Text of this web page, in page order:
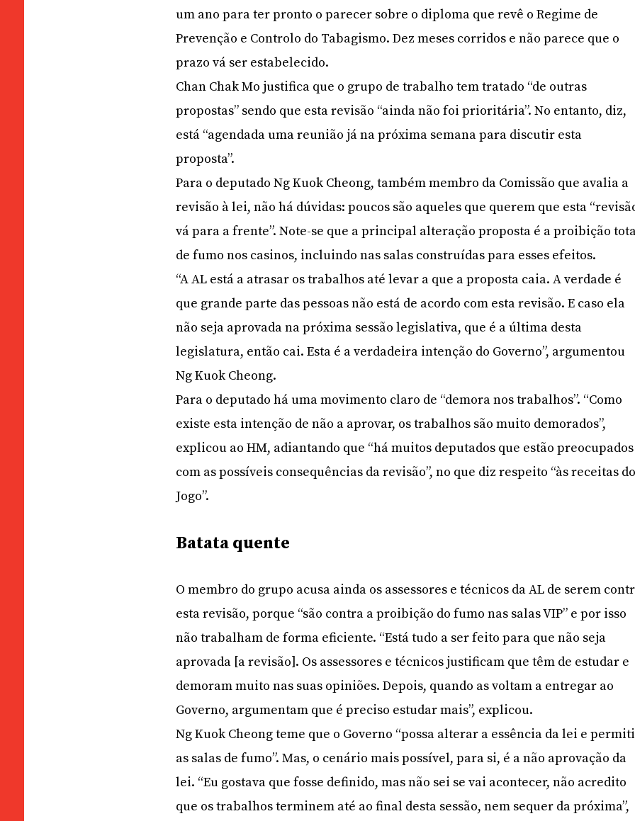
um ano para ter pronto o parecer sobre o diploma que revê o Regime de
Prevenção e Controlo do Tabagismo. Dez meses corridos e não parece que o
prazo vá ser estabelecido.
Chan Chak Mo justifica que o grupo de trabalho tem tratado “de outras
propostas” sendo que esta revisão “ainda não foi prioritária”. No entanto, diz,
está “agendada uma reunião já na próxima semana para discutir esta
proposta”.
Para o deputado Ng Kuok Cheong, também membro da Comissão que avalia a
revisão à lei, não há dúvidas: poucos são aqueles que querem que esta
vá para a frente”. Note-se que a principal alteração proposta é a proibição
de fumo nos casinos, incluindo nas salas construídas para esses efeitos.
“A AL está a atrasar os trabalhos até levar a que a proposta caia. A verdade é
que grande parte das pessoas não está de acordo com esta revisão. E caso ela
não seja aprovada na próxima sessão legislativa, que é a última desta
legislatura, então cai. Esta é a verdadeira intenção do Governo”, argumentou
Ng Kuok Cheong.
Para o deputado há uma movimento claro de “demora nos trabalhos”. “Como
existe esta intenção de não a aprovar, os trabalhos são muito demorados”,
explicou ao HM, adiantando que “há muitos deputados que estão preocupados
com as possíveis consequências da revisão”, no que diz respeito “às receitas
Jogo”.
Batata quente
O membro do grupo acusa ainda os assessores e técnicos da AL de serem
esta revisão, porque “são contra a proibição do fumo nas salas VIP” e por isso
não trabalham de forma eficiente. “Está tudo a ser feito para que não seja
aprovada [a revisão]. Os assessores e técnicos justificam que têm de estudar e
demoram muito nas suas opiniões. Depois, quando as voltam a entregar ao
Governo, argumentam que é preciso estudar mais”, explicou.
Ng Kuok Cheong teme que o Governo “possa alterar a essência da lei e
as salas de fumo”. Mas, o cenário mais possível, para si, é a não aprovação da
lei. “Eu gostava que fosse definido, mas não sei se vai acontecer, não acredito
que os trabalhos terminem até ao final desta sessão, nem sequer da próxima”,